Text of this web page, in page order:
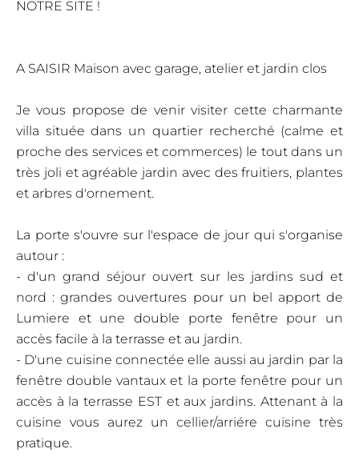
NOTRE SITE !
A SAISIR Maison avec garage, atelier et jardin clos
Je vous propose de venir visiter cette charmante
villa située dans un quartier recherché (calme et
proche des services et commerces) le tout dans un
très joli et agréable jardin avec des fruitiers, plantes
et arbres d'ornement.
La porte s'ouvre sur l'espace de jour qui s'organise
autour :
- d'un grand séjour ouvert sur les jardins sud et
nord : grandes ouvertures pour un bel apport de
Lumiere et une double porte fenêtre pour un
accès facile à la terrasse et au jardin.
- D'une cuisine connectée elle aussi au jardin par la
fenêtre double vantaux et la porte fenêtre pour un
accès à la terrasse EST et aux jardins. Attenant à la
cuisine vous aurez un cellier/arriére cuisine très
pratique.